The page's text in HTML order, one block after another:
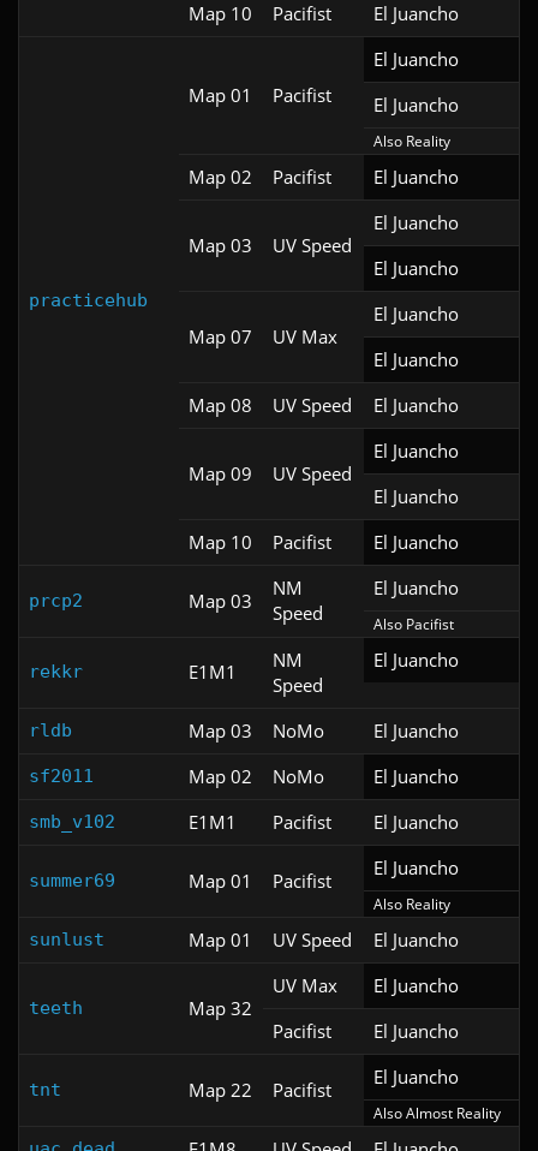
Map 10
Pacifist El Juancho
practicehub
Map 01 Pacifist
El Juancho
El Juancho
Also Reality
Map 02 Pacifist El Juancho
Map 03 UV Speed
El Juancho
El Juancho
Map 07 UV Max
El Juancho
El Juancho
Map 08
UV Speed El Juancho
Map 09 UV Speed
El Juancho
El Juancho
Map 10
Pacifist El Juancho
prcp2 Map 03
NM
Speed
El Juancho
Also Pacifist
rekkr E1M1
NM
Speed
El Juancho
rldb Map 03 NoMo El Juancho
sf2011 Map 02 NoMo El Juancho
smb_v102 E1M1 Pacifist El Juancho
summer69 Map 01 Pacifist
El Juancho
Also Reality
sunlust Map 01 UV Speed El Juancho
teeth Map 32
UV Max
El Juancho
Pacifist
El Juancho
tnt Map 22 Pacifist
El Juancho
Also Almost Reality